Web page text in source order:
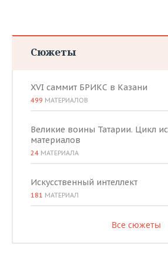
Сюжеты
XVI саммит БРИКС в Казани
499 МАТЕРИАЛОВ
Великие воины Татарии. Цикл
материалов
24 МАТЕРИАЛА
Искусственный интеллект
181 МАТЕРИАЛ
Все сюжеты